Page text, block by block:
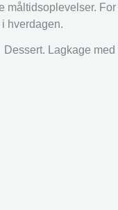
måltidsoplevelser.
hverdagen.
Dessert. Lagkage